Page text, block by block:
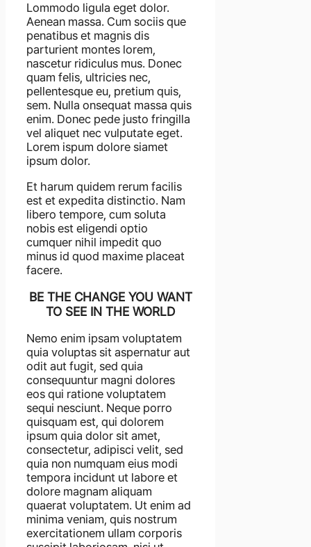
Lommodo ligula eget dolor.
Aenean massa. Cum sociis que
penatibus et magnis dis
parturient montes lorem,
nascetur ridiculus mus. Donec
quam felis, ultricies nec,
pellentesque eu, pretium quis,
sem. Nulla onsequat massa quis
enim. Donec pede justo fringilla
vel aliquet nec vulputate eget.
Lorem ispum dolore siamet
ipsum dolor.
Et harum quidem rerum facilis
est et expedita distinctio. Nam
libero tempore, cum soluta
nobis est eligendi optio
cumquer nihil impedit quo
minus id quod maxime placeat
facere.
BE THE CHANGE YOU WANT
TO SEE IN THE WORLD
Nemo enim ipsam voluptatem
quia voluptas sit aspernatur aut
odit aut fugit, sed quia
consequuntur magni dolores
eos qui ratione voluptatem
sequi nesciunt. Neque porro
quisquam est, qui dolorem
ipsum quia dolor sit amet,
consectetur, adipisci velit, sed
quia non numquam eius modi
tempora incidunt ut labore et
dolore magnam aliquam
quaerat voluptatem. Ut enim ad
minima veniam, quis nostrum
exercitationem ullam corporis